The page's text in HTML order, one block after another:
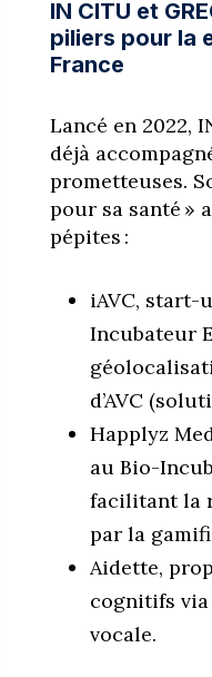
IN CITU et
piliers pour la
France
Lancé en 2022,
déjà
prometteuses.
pour sa santé »
pépites :
iAVC, start-
Incubateur
d’AVC
Happlyz
au Bio-
facilitant la
par la
Aidette,
cognitifs
vocale.